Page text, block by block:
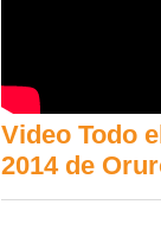
Video Todo
2014 de